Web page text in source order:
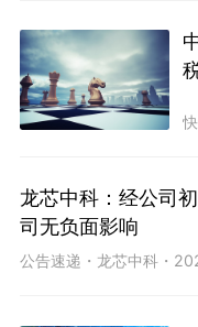
龙芯中科：经公司
司无负面影响
公告速递 ・ 龙芯中科・